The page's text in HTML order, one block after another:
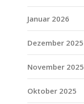
Januar 2026
Dezember 2025
November 2025
Oktober 2025